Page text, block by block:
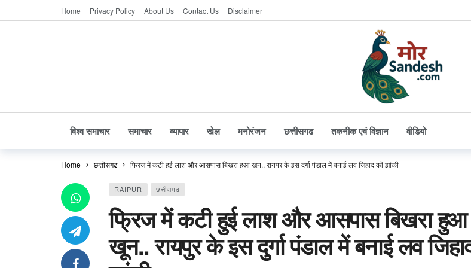
Home Privacy Policy About Us Contact Us Disclaimer
विश्व समाचार समाचार व्यापार खेल मनोरंजन छत्तीसगढ तकनीक एवं विज्ञान वीडियो
Home छत्तीसगढ फ्रिज में कटी हुई लाश और आसपास बिखरा हुआ खून.. रायपुर के इस दुर्गा पंडाल में बनाई लव जिहाद की झांकी
RAIPUR छत्तीसगढ
फ्रिज में कटी हुई लाश और आसपास बिखरा हुआ
खून.. रायपुर के इस दुर्गा पंडाल में बनाई लव